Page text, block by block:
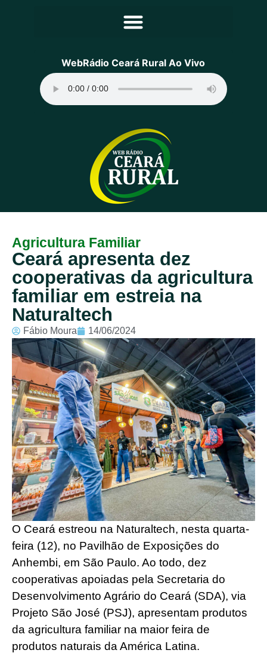
Principal
Programação
Equipe
Contato
Sobre
WebRádio Ceará Rural Ao Vivo
Agricultura Familiar
Ceará apresenta dez
cooperativas da agricultura
familiar em estreia na
Naturaltech
Fábio Moura 14/06/2024
O Ceará estreou na Naturaltech, nesta quarta-
feira (12), no Pavilhão de Exposições do
Anhembi, em São Paulo. Ao todo, dez
cooperativas apoiadas pela Secretaria do
Desenvolvimento Agrário do Ceará (SDA), via
Projeto São José (PSJ), apresentam produtos
da agricultura familiar na maior feira de
produtos naturais da América Latina.